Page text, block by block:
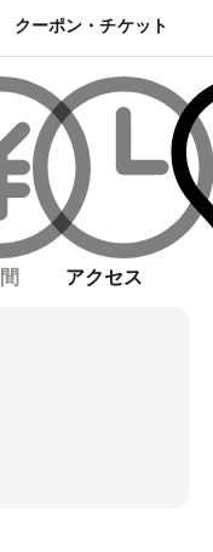
クーポン・チケット
アクセス